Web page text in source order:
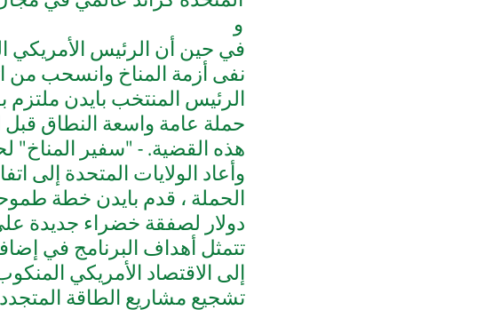
و
في حين أن الرئيس الأمريكي
نفى أزمة المناخ وانسحب من
الرئيس المنتخب بايدن ملتزم
حملة عامة واسعة النطاق قبل
هذه القضية. - "سفير المناخ"
وأعاد الولايات المتحدة إلى
الحملة ، قدم بايدن خطة
تتمثل أهداف البرنامج في
إلى الاقتصاد الأمريكي
تشجيع مشاريع الطاقة